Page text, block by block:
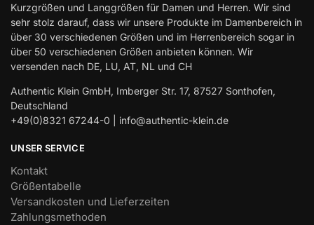
Kurzgrößen und Langgrößen für Damen und Herren. Wir sind
sehr stolz darauf, dass wir unsere Produkte im Damenbereich in
über 30 verschiedenen Größen und im Herrenbereich sogar in
über 50 verschiedenen Größen anbieten können. Wir
versenden nach DE, LU, AT, NL und CH
Authentic Klein GmbH, Imberger Str. 17, 87527 Sonthofen,
Deutschland
+49(0)8321 67244-0 | info@authentic-klein.de
UNSER SERVICE
Kontakt
Größentabelle
Versandkosten und Lieferzeiten
Zahlungsmethoden